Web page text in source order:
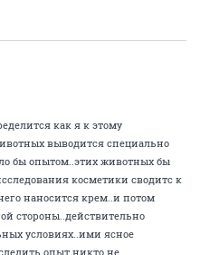
определится как я к
часть животных
подобных целей..то
животных бы просто
косметики
кожи..на него
изменения.